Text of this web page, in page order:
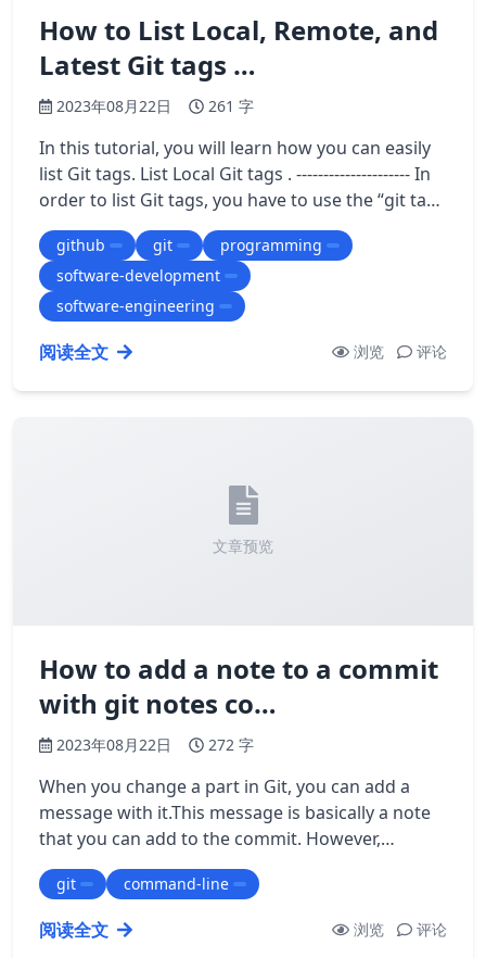
How to List Local, Remote, and
Latest Git tags …
2023年08月22日 261 字
In this tutorial, you will learn how you can easily
list Git tags. List Local Git tags . --------------------- In
order to list Git tags, you have to use the “git tag”
command…
github git
programming
software-development
software-engineering
阅读全文 浏览 评论
文章预览
How to add a note to a commit
with git notes co…
2023年08月22日 272 字
When you change a part in Git, you can add a
message with it.This message is basically a note
that you can add to the commit. However,
sometimes, you may want to add additional …
git command-line
阅读全文 浏览 评论